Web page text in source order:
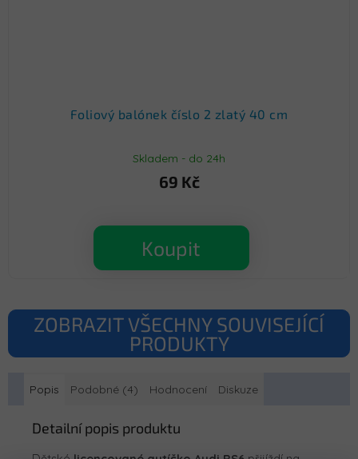
Foliový balónek číslo 2 zlatý 40 cm
Skladem - do 24h
69 Kč
Koupit
ZOBRAZIT VŠECHNY SOUVISEJÍCÍ
PRODUKTY
Popis Podobné (4) Hodnocení Diskuze
Detailní popis produktu